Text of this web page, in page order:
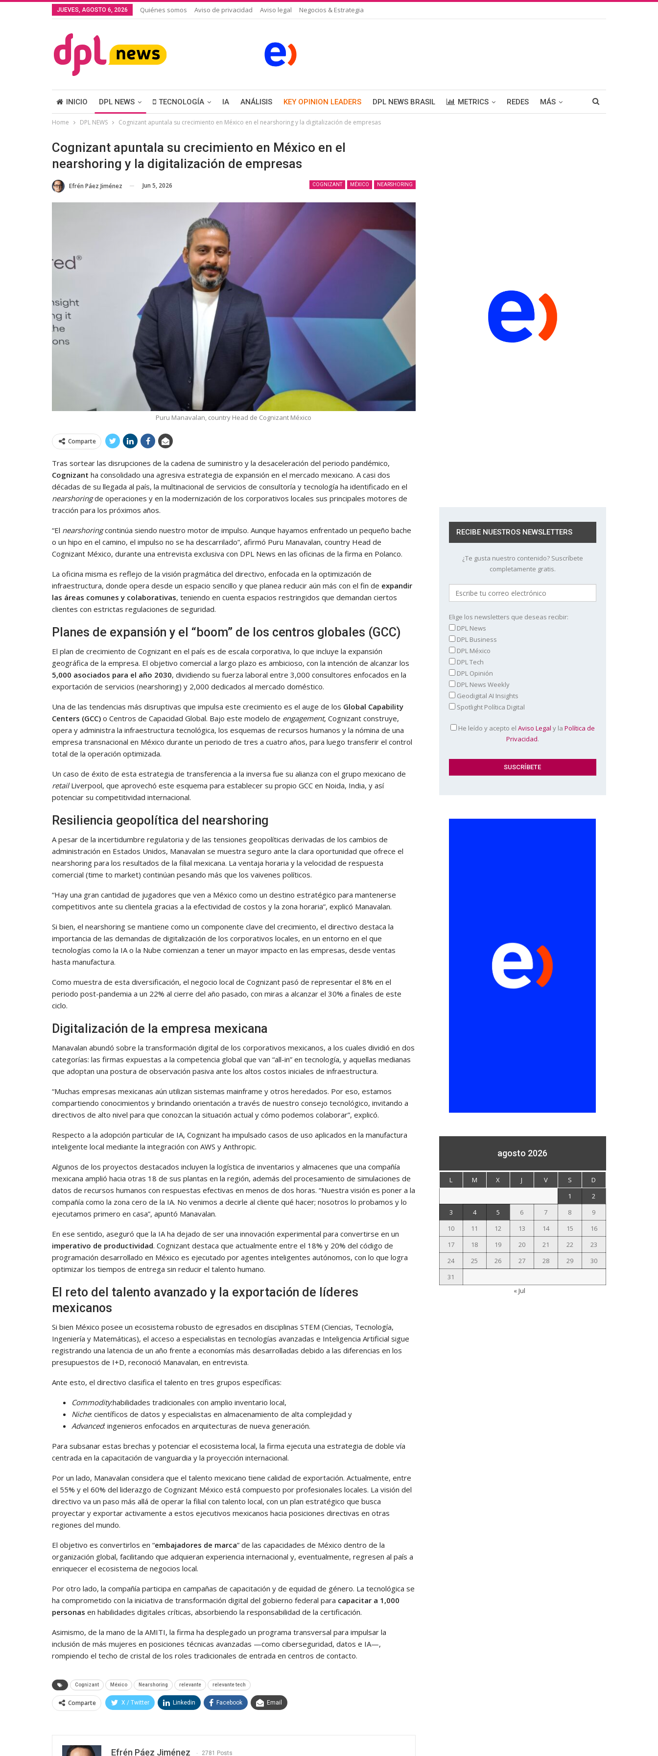
JUEVES, AGOSTO 6, 2026 Quiénes somos Aviso de privacidad Aviso legal Negocios & Estrategia
INICIO DPL NEWS TECNOLOGÍA IA ANÁLISIS KEY OPINION LEADERS DPL NEWS BRASIL METRICS REDES MÁS
Home DPL NEWS Cognizant apuntala su crecimiento en México en el nearshoring y la digitalización de empresas
Cognizant apuntala su crecimiento en México en el
nearshoring y la digitalización de empresas
COGNIZANT MÉXICO NEARSHORING
Efrén Páez Jiménez Jun 5, 2026
Puru Manavalan, country Head de Cognizant México
Comparte
Tras sortear las disrupciones de la cadena de suministro y la desaceleración del periodo pandémico,
Cognizant ha consolidado una agresiva estrategia de expansión en el mercado mexicano. A casi dos
décadas de su llegada al país, la multinacional de servicios de consultoría y tecnología ha identificado en el
nearshoringde operaciones y en la modernización de los corporativos locales sus principales motores de
tracción para los próximos años.
“El nearshoringcontinúa siendo nuestro motor de impulso. Aunque hayamos enfrentado un pequeño bache
o un hipo en el camino, el impulso no se ha descarrilado”, afirmó Puru Manavalan, country Head de
Cognizant México, durante una entrevista exclusiva con DPL News en las oficinas de la firma en Polanco.
La oficina misma es reflejo de la visión pragmática del directivo, enfocada en la optimización de
infraestructura, donde opera desde un espacio sencillo y que planea reducir aún más con el fin de expandir
las áreas comunes y colaborativas, teniendo en cuenta espacios restringidos que demandan ciertos
clientes con estrictas regulaciones de seguridad.
Planes de expansión y el “boom” de los centros globales (GCC)
El plan de crecimiento de Cognizant en el país es de escala corporativa, lo que incluye la expansión
geográfica de la empresa. El objetivo comercial a largo plazo es ambicioso, con la intención de alcanzar los
5,000 asociados para el año 2030, dividiendo su fuerza laboral entre 3,000 consultores enfocados en la
exportación de servicios (nearshoring) y 2,000 dedicados al mercado doméstico.
Una de las tendencias más disruptivas que impulsa este crecimiento es el auge de los Global Capability
Centers (GCC) o Centros de Capacidad Global. Bajo este modelo de engagement, Cognizant construye,
opera y administra la infraestructura tecnológica, los esquemas de recursos humanos y la nómina de una
empresa transnacional en México durante un periodo de tres a cuatro años, para luego transferir el control
total de la operación optimizada.
Un caso de éxito de esta estrategia de transferencia a la inversa fue su alianza con el grupo mexicano de
retailLiverpool, que aprovechó este esquema para establecer su propio GCC en Noida, India, y así
potenciar su competitividad internacional.
Resiliencia geopolítica del nearshoring
A pesar de la incertidumbre regulatoria y de las tensiones geopolíticas derivadas de los cambios de
administración en Estados Unidos, Manavalan se muestra seguro ante la clara oportunidad que ofrece el
nearshoring para los resultados de la filial mexicana. La ventaja horaria y la velocidad de respuesta
comercial (time to market) continúan pesando más que los vaivenes políticos.
“Hay una gran cantidad de jugadores que ven a México como un destino estratégico para mantenerse
competitivos ante su clientela gracias a la efectividad de costos y la zona horaria”, explicó Manavalan.
Si bien, el nearshoring se mantiene como un componente clave del crecimiento, el directivo destaca la
importancia de las demandas de digitalización de los corporativos locales, en un entorno en el que
tecnologías como la IA o la Nube comienzan a tener un mayor impacto en las empresas, desde ventas
hasta manufactura.
Como muestra de esta diversificación, el negocio local de Cognizant pasó de representar el 8% en el
periodo post-pandemia a un 22% al cierre del año pasado, con miras a alcanzar el 30% a finales de este
ciclo.
Digitalización de la empresa mexicana
Manavalan abundó sobre la transformación digital de los corporativos mexicanos, a los cuales dividió en dos
categorías: las firmas expuestas a la competencia global que van “all-in” en tecnología, y aquellas medianas
que adoptan una postura de observación pasiva ante los altos costos iniciales de infraestructura.
“Muchas empresas mexicanas aún utilizan sistemas mainframe y otros heredados. Por eso, estamos
compartiendo conocimientos y brindando orientación a través de nuestro consejo tecnológico, invitando a
directivos de alto nivel para que conozcan la situación actual y cómo podemos colaborar”, explicó.
Respecto a la adopción particular de IA, Cognizant ha impulsado casos de uso aplicados en la manufactura
inteligente local mediante la integración con AWS y Anthropic.
Algunos de los proyectos destacados incluyen la logística de inventarios y almacenes que una compañía
mexicana amplió hacia otras 18 de sus plantas en la región, además del procesamiento de simulaciones de
datos de recursos humanos con respuestas efectivas en menos de dos horas. “Nuestra visión es poner a la
compañía como la zona cero de la IA. No venimos a decirle al cliente qué hacer; nosotros lo probamos y lo
ejecutamos primero en casa”, apuntó Manavalan.
En ese sentido, aseguró que la IA ha dejado de ser una innovación experimental para convertirse en un
imperativo de productividad. Cognizant destaca que actualmente entre el 18% y 20% del código de
programación desarrollado en México es ejecutado por agentes inteligentes autónomos, con lo que logra
optimizar los tiempos de entrega sin reducir el talento humano.
El reto del talento avanzado y la exportación de líderes
mexicanos
Si bien México posee un ecosistema robusto de egresados en disciplinas STEM (Ciencias, Tecnología,
Ingeniería y Matemáticas), el acceso a especialistas en tecnologías avanzadas e Inteligencia Artificial sigue
registrando una latencia de un año frente a economías más desarrolladas debido a las diferencias en los
presupuestos de I+D, reconoció Manavalan, en entrevista.
Ante esto, el directivo clasifica el talento en tres grupos específicas:
Commodity:habilidades tradicionales con amplio inventario local,
Niche: científicos de datos y especialistas en almacenamiento de alta complejidad y
Advanced: ingenieros enfocados en arquitecturas de nueva generación.
Para subsanar estas brechas y potenciar el ecosistema local, la firma ejecuta una estrategia de doble vía
centrada en la capacitación de vanguardia y la proyección internacional.
Por un lado, Manavalan considera que el talento mexicano tiene calidad de exportación. Actualmente, entre
el 55% y el 60% del liderazgo de Cognizant México está compuesto por profesionales locales. La visión del
directivo va un paso más allá de operar la filial con talento local, con un plan estratégico que busca
proyectar y exportar activamente a estos ejecutivos mexicanos hacia posiciones directivas en otras
regiones del mundo.
El objetivo es convertirlos en “embajadores de marca” de las capacidades de México dentro de la
organización global, facilitando que adquieran experiencia internacional y, eventualmente, regresen al país a
enriquecer el ecosistema de negocios local.
Por otro lado, la compañía participa en campañas de capacitación y de equidad de género. La tecnológica se
ha comprometido con la iniciativa de transformación digital del gobierno federal para capacitar a 1,000
personas en habilidades digitales críticas, absorbiendo la responsabilidad de la certificación.
Asimismo, de la mano de la AMITI, la firma ha desplegado un programa transversal para impulsar la
inclusión de más mujeres en posiciones técnicas avanzadas —como ciberseguridad, datos e IA—,
rompiendo el techo de cristal de los roles tradicionales de entrada en centros de contacto.
Cognizant México Nearshoring relevante relevante tech
Comparte X / Twitter Linkedin Facebook Email
Efrén Páez Jiménez 2781 Posts
RECIBE NUESTROS NEWSLETTERS
¿Te gusta nuestro contenido? Suscríbete
completamente gratis.
Elige los newsletters que deseas recibir:
DPL News
DPL Business
DPL México
DPL Tech
DPL Opinión
DPL News Weekly
Geodigital AI Insights
Spotlight Política Digital
He leído y acepto el Aviso Legal y la Política de
Privacidad.
agosto 2026
L M X J V S
D
1
2
3
4 5 6 7 8
9
10
11 12 13 14 15
16
17
18 19 20 21 22
23
24
25 26 27 28 29
30
31
« Jul